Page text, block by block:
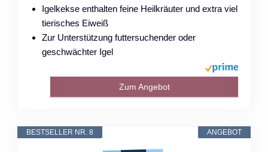
Igelkekse enthalten feine Heilkräuter und extra viel
tierisches Eiweiß
Zur Unterstützung futtersuchender oder
geschwächter Igel
Zum Angebot
ANGEBOT
BESTSELLER NR. 8